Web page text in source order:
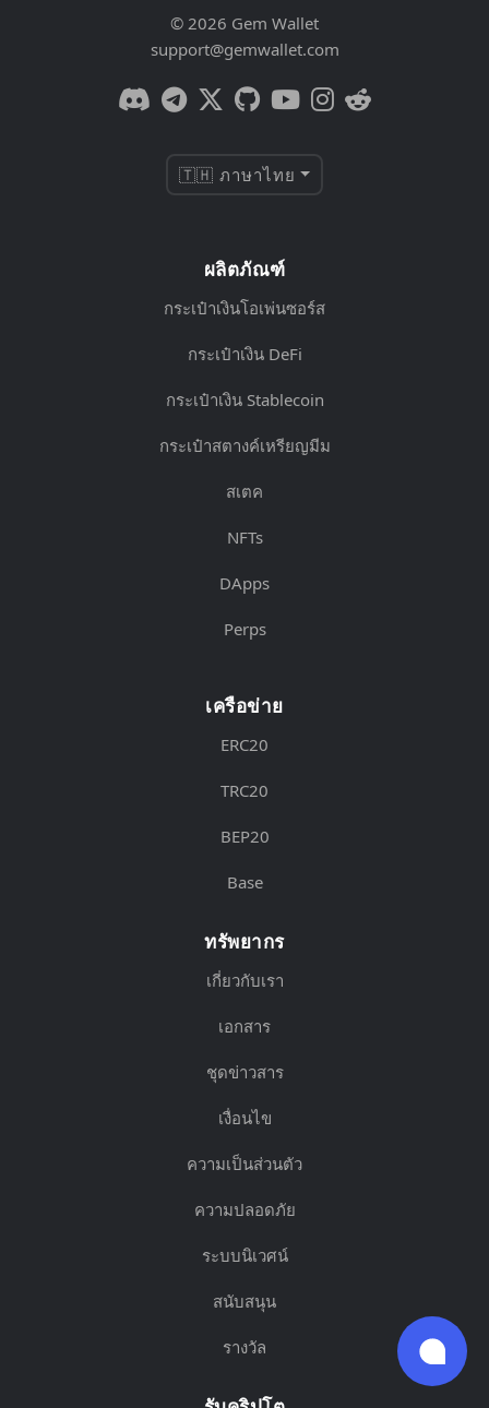
© 2026 Gem Wallet
support@gemwallet.com
🇹🇭 ภาษาไทย
ผลิตภัณฑ์
กระเป๋าเงินโอเพ่นซอร์ส
กระเป๋าเงิน DeFi
กระเป๋าเงิน Stablecoin
กระเป๋าสตางค์เหรียญมีม
สเตค
NFTs
DApps
Perps
เครือข่าย
ERC20
TRC20
BEP20
Base
ทรัพยากร
เกี่ยวกับเรา
เอกสาร
ชุดข่าวสาร
เงื่อนไข
ความเป็นส่วนตัว
ความปลอดภัย
ระบบนิเวศน์
สนับสนุน
รางวัล